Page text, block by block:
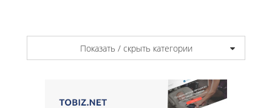
Показать / скрыть категории